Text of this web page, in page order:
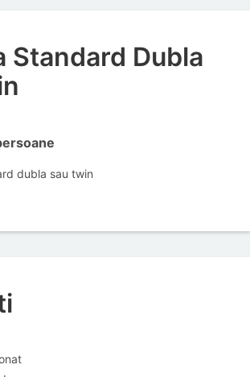
Standard Dubla
dubla sau twin